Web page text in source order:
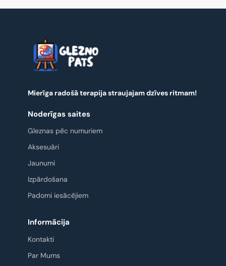
Mierīga radošā terapija straujajam dzīves ritmam!
Noderīgas saites
Gleznas pēc numuriem
Aksesuāri
Jaunumi
Izpārdošana
Padomi iesācējiem
Informācija
Kontakti
Par Mums